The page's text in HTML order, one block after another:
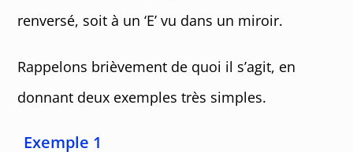
renversé, soit à un ‘E’ vu dans un miroir.
Rappelons brièvement de quoi il s’agit, en
donnant deux exemples très simples.
Exemple 1